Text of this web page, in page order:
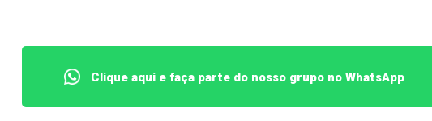
Clique aqui e faça parte do nosso grupo no WhatsApp